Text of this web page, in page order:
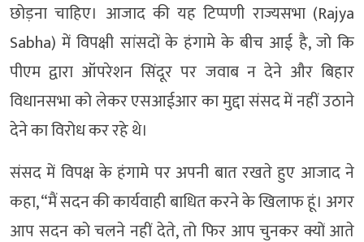
छोड़ना चाहिए। आजाद की यह टिप्पणी राज्यसभा (Rajya
Sabha) में विपक्षी सांसदों के हंगामे के बीच आई है, जो कि
पीएम द्वारा ऑपरेशन सिंदूर पर जवाब न देने और बिहार
विधानसभा को लेकर एसआईआर का मुद्दा संसद में नहीं उठाने
देने का विरोध कर रहे थे।
संसद में विपक्ष के हंगामे पर अपनी बात रखते हुए आजाद ने
कहा, “मैं सदन की कार्यवाही बाधित करने के खिलाफ हूं। अगर
आप सदन को चलने नहीं देते, तो फिर आप चुनकर क्यों आते